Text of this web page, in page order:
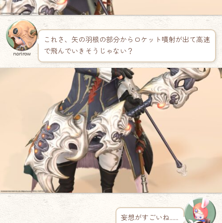
norirow
これさ、矢の羽根の部分からロケット噴射が出て高速
で飛んでいきそうじゃない？
妄想がすごいね……